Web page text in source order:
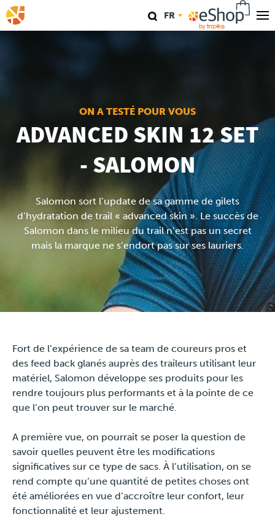
Aller
au
Agenda
Conférence
Course
À propos
Jobs
News
Tests Produits
TraKKs Team
FR
ON A TESTÉ POUR VOUS
ADVANCED SKIN 12 SET
- SALOMON
Salomon sort l’update de sa gamme de gilets
d’hydratation de trail « advanced skin ». Le succès de
Salomon dans le milieu du trail n’est pas un secret
mais la marque ne s’endort pas sur ses lauriers.
Fort de l’expérience de sa team de coureurs pros et
des feed back glanés auprès des traileurs utilisant leur
matériel, Salomon développe ses produits pour les
rendre toujours plus performants et à la pointe de ce
que l’on peut trouver sur le marché.
A première vue, on pourrait se poser la question de
savoir quelles peuvent être les modifications
significatives sur ce type de sacs. À l’utilisation, on se
rend compte qu’une quantité de petites choses ont
été améliorées en vue d’accroître leur confort, leur
fonctionnalité et leur ajustement.